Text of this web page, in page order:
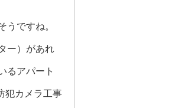
うですね。
ー）があれ
るアパート
犯カメラ工事